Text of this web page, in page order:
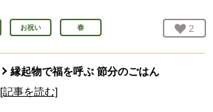
お祝い 春 お気
2
縁起物で福を呼ぶ 節分のごはん
[記事を読む]